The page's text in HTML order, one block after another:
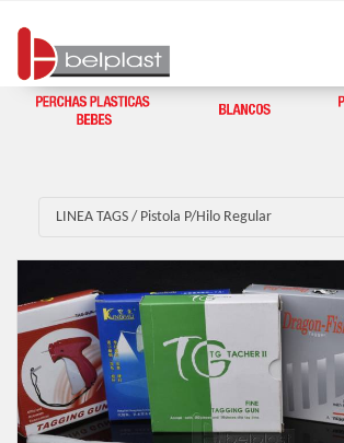
LINEA TAGS / Pistola P/Hilo Regular